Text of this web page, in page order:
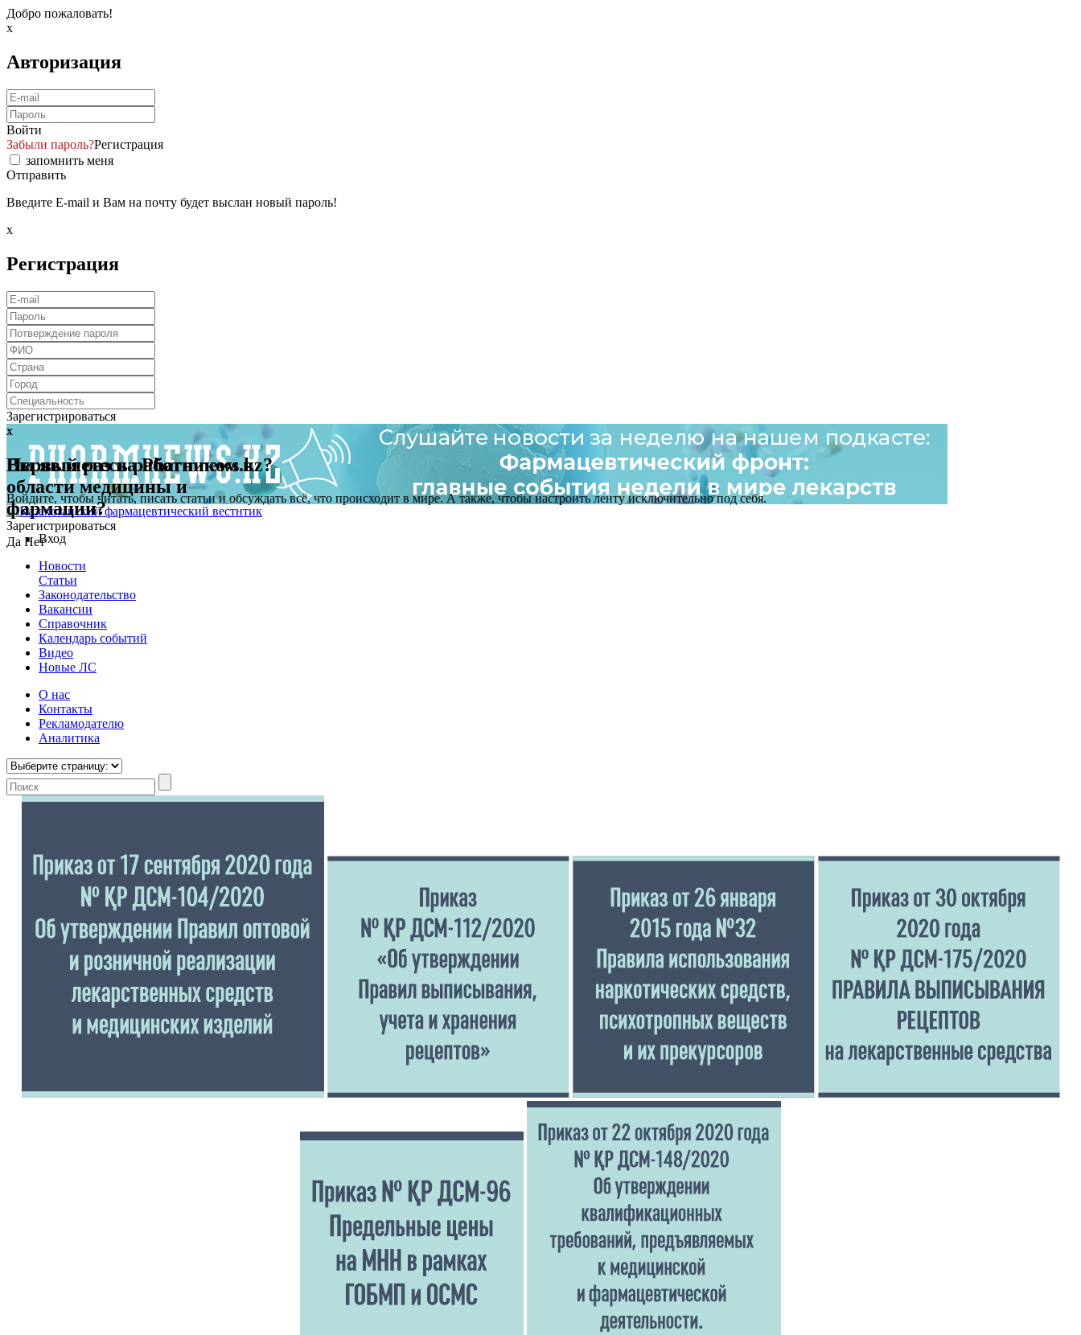
Добро пожаловать!
x
Авторизация
Войти
Забыли пароль?Регистрация
запомнить меня
Отправить
Введите E-mail и Вам на почту будет выслан новый пароль!
x
Регистрация
Зарегистрироваться
x
Первый раз на Pharmnews.kz?
Войдите, чтобы читать, писать статьи и обсуждать всё, что происходит в мире. А также, чтобы настроить ленту исключительно под себя.
Зарегистрироваться
x
Вы являетесь работником в
области медицины и
фармации?
Да НетВход
Новости
Статьи
Законодательство
Вакансии
Справочник
Календарь событий
Видео
Новые ЛС
О нас
Контакты
Рекламодателю
Аналитика